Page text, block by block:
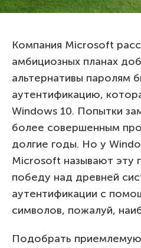
Компания Microsoft
амбициозных планах
альтернативы паролям
аутентификацию,
Windows 10. Попытки
более совершенным
долгие годы. Но у
Microsoft называют эту
победу над древней
аутентификации с
символов, пожалуй,
Подобрать приемлемую